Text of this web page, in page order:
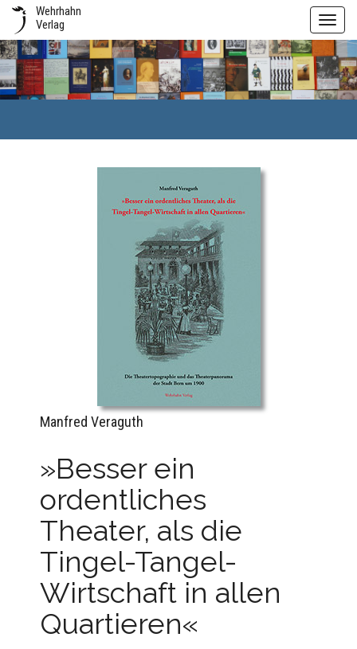
Wehrhahn
Verlag
Manfred Veraguth
»Besser ein
ordentliches
Theater, als die
Tingel-Tangel-
Wirtschaft in allen
Quartieren«